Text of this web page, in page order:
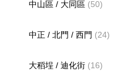
中山區 / 大同區 (50)
中正 / 北門 / 西門 (24)
大稻埕 / 迪化街 (16)